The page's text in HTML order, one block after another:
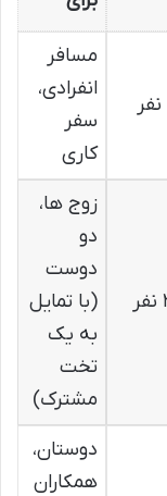
مسافر
انفرادی،
سفر
کاری
زوج ها،
دو
دوست
(با تمایل
به یک
تخت
مشترک)
دوستان،
همکاران